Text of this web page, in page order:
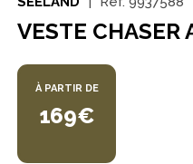
VESTE CHASER
À PARTIR DE
169€